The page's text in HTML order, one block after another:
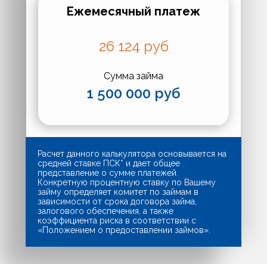
Ежемесячный платеж
26 124 руб
Сумма займа
1 500 000 руб
Расчет данного калькулятора основывается на
средней ставке ПСК* и дает общее
представление о сумме платежей.
Конкретную процентную ставку по Вашему
займу определяет комитет по займам в
зависимости от срока договора займа,
залогового обеспечения, а также
коэффициента риска в соответствии с
«Положением о предоставлении займов».